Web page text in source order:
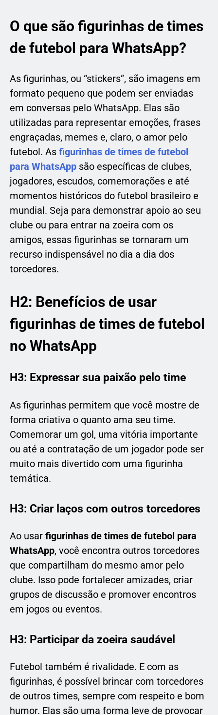
O que são figurinhas de times
de futebol para WhatsApp?
As figurinhas, ou “stickers”, são imagens em
formato pequeno que podem ser enviadas
em conversas pelo WhatsApp. Elas são
utilizadas para representar emoções, frases
engraçadas, memes e, claro, o amor pelo
futebol. As figurinhas de times de futebol
para WhatsApp são específicas de clubes,
jogadores, escudos, comemorações e até
momentos históricos do futebol brasileiro e
mundial. Seja para demonstrar apoio ao seu
clube ou para entrar na zoeira com os
amigos, essas figurinhas se tornaram um
recurso indispensável no dia a dia dos
torcedores.
H2: Benefícios de usar
figurinhas de times de futebol
no WhatsApp
H3: Expressar sua paixão pelo time
As figurinhas permitem que você mostre de
forma criativa o quanto ama seu time.
Comemorar um gol, uma vitória importante
ou até a contratação de um jogador pode ser
muito mais divertido com uma figurinha
temática.
H3: Criar laços com outros torcedores
Ao usar figurinhas de times de futebol para
WhatsApp, você encontra outros torcedores
que compartilham do mesmo amor pelo
clube. Isso pode fortalecer amizades, criar
grupos de discussão e promover encontros
em jogos ou eventos.
H3: Participar da zoeira saudável
Futebol também é rivalidade. E com as
figurinhas, é possível brincar com torcedores
de outros times, sempre com respeito e bom
humor. Elas são uma forma leve de provocar